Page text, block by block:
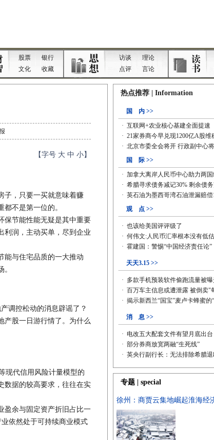
【字号 大 中 小】
，只要一买就意味着赚
不是第一位的。
节能性能无疑是其中重要
利润，主动买单，尽到企业
与住宅品质的一大推动
控松动的消息辟谣了？
产股一日游行情了。为什么
代信用风险计量模型的
数据的较高要求，往往在实
余与固定资产折旧占比一
依然处于可持续商业模式